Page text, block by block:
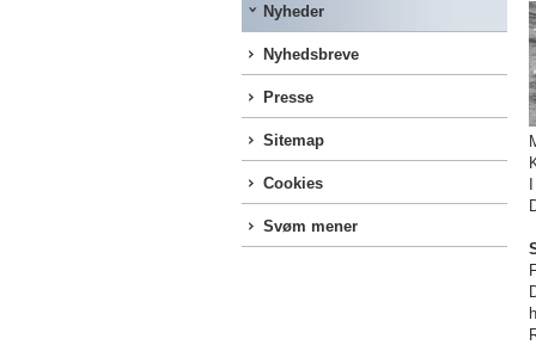
Nyheder
Nyhedsbreve
Presse
Sitemap
Cookies
Svøm mener